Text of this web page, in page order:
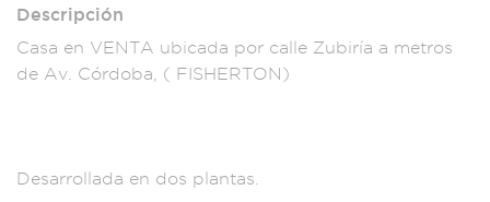
Descripción
Casa en VENTA ubicada por calle Zubiría a metros
de Av . Córdoba, ( FISHERTON)
Desarrollada en dos plantas.